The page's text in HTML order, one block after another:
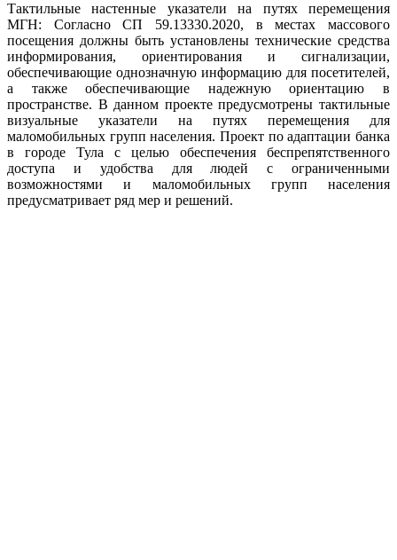
Тактильные настенные указатели на путях перемещения
МГН: Согласно СП 59.13330.2020, в местах массового
посещения должны быть установлены технические средства
информирования, ориентирования и сигнализации,
обеспечивающие однозначную информацию для посетителей,
а также обеспечивающие надежную ориентацию в
пространстве. В данном проекте предусмотрены тактильные
визуальные указатели на путях перемещения для
маломобильных групп населения. Проект по адаптации банка
в городе Тула с целью обеспечения беспрепятственного
доступа и удобства для людей с ограниченными
возможностями и маломобильных групп населения
предусматривает ряд мер и решений.